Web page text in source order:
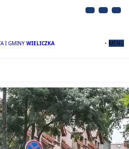
I GMINY WIELICZKA MENU